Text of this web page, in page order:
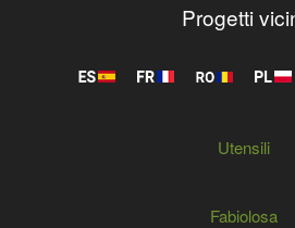
Progetti
Utensili
Fabiolosa